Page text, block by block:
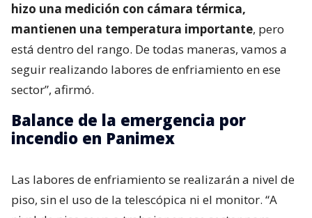
hizo una medición con cámara térmica,
mantienen una temperatura importante, pero
está dentro del rango. De todas maneras, vamos a
seguir realizando labores de enfriamiento en ese
sector”, afirmó.
Balance de la emergencia por
incendio en Panimex
Las labores de enfriamiento se realizarán a nivel de
piso, sin el uso de la telescópica ni el monitor. “A